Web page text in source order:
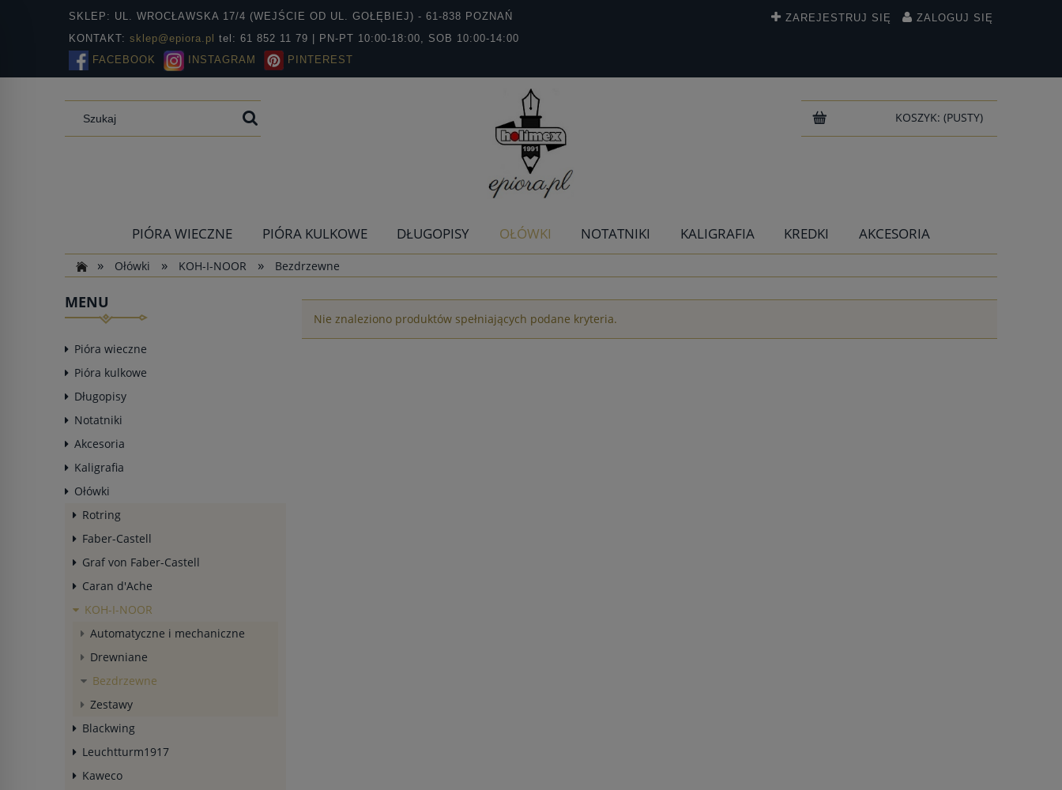
SKLEP: UL. WROCŁAWSKA 17/4 (WEJŚCIE OD UL. GOŁĘBIEJ) - 61-838 POZNAŃ
KONTAKT: sklep@epiora.pl
tel: 61 852 11 79 | PN-PT 10:00-18:00, SOB 10:00-14:00
FACEBOOK
INSTAGRAM PINTEREST
ZAREJESTRUJ SIĘ ZALOGUJ SIĘ
KOSZYK: (PUSTY)
PIÓRA WIECZNE PIÓRA KULKOWE DŁUGOPISY OŁÓWKI NOTATNIKI KALIGRAFIA KREDKI
AKCESORIA
»
Ołówki » KOH-I-NOOR » Bezdrzewne
MENU
Pióra wieczne
Pióra kulkowe
Długopisy
Notatniki
Akcesoria
Kaligrafia
Ołówki
Rotring
Faber-Castell
Graf von Faber-Castell
Caran d'Ache
KOH-I-NOOR
Automatyczne i mechaniczne
Drewniane
Bezdrzewne
Zestawy
Blackwing
Leuchtturm1917
Kaweco
Nie znaleziono produktów spełniających podane kryteria.